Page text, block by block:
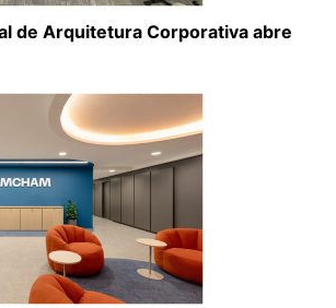
de Arquitetura Corporativa abre